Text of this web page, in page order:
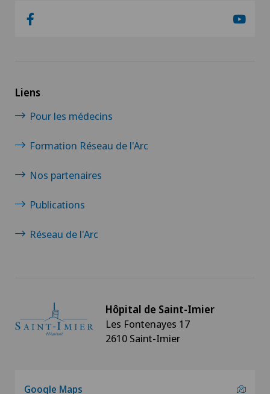
Liens
Pour les médecins
Formation Réseau de l'Arc
Nos partenaires
Publications
Réseau de l'Arc
Hôpital de Saint-Imier
Les Fontenayes 17
2610 Saint-Imier
Google Maps